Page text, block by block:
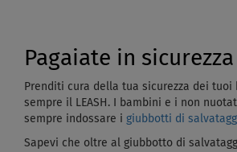
Pagaiate in sicurezza
Prenditi cura della tua sicurezza dei tuoi
sempre il LEASH. I bambini e i non
sempre indossare i giubbotti di
Sapevi che oltre al giubbotto di